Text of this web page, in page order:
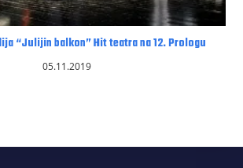
“Julijin balkon” Hit teatra na 12. Prologu
05.11.2019